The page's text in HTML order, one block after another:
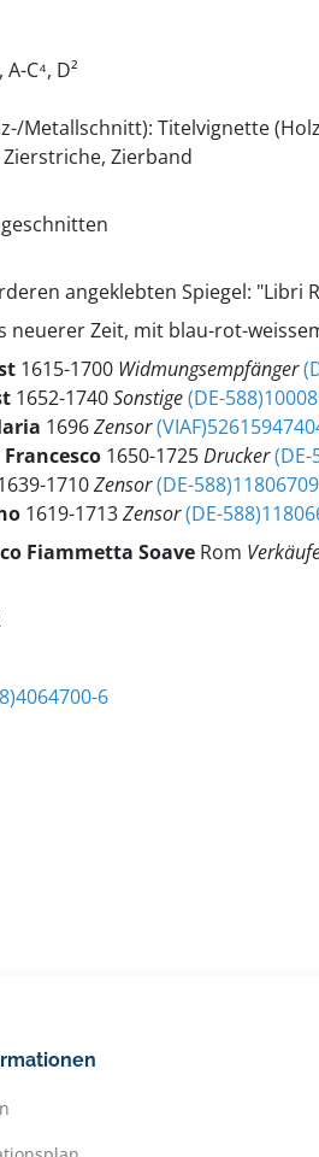
C⁴, D²
Metallschnitt): Titelvignette
Zierband
angeklebten Spiegel: "Libri
neuerer Zeit, mit blau-rot-
1615-1700 Widmungsempfänger
1652-1740Sonstige(DE-
1696Zensor
1650-1725Drucker(DE-
1710Zensor(DE-
1619-1713Zensor(DE-
Fiammetta Soave Rom
6